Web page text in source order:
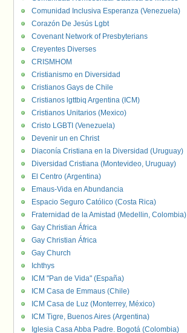
Comunidad Inclusiva Esperanza (Venezuela)
Corazón De Jesús Lgbt
Covenant Network of Presbyterians
Creyentes Diverses
CRISMHOM
Cristianismo en Diversidad
Cristianos Gays de Chile
Cristianos lgttbiq Argentina (ICM)
Cristianos Unitarios (Mexico)
Cristo LGBTI (Venezuela)
Devenir un en Christ
Diaconía Cristiana en la Diversidad (Uruguay)
Diversidad Cristiana (Montevideo, Uruguay)
El Centro (Argentina)
Emaus-Vida en Abundancia
Espacio Seguro Católico (Costa Rica)
Fraternidad de la Amistad (Medellin, Colombia)
Gay Christian África
Gay Christian África
Gay Church
Ichthys
ICM "Pan de Vida" (España)
ICM Casa de Emmaus (Chile)
ICM Casa de Luz (Monterrey, México)
ICM Tigre, Buenos Aires (Argentina)
Iglesia Casa Abba Padre. Bogotá (Colombia)